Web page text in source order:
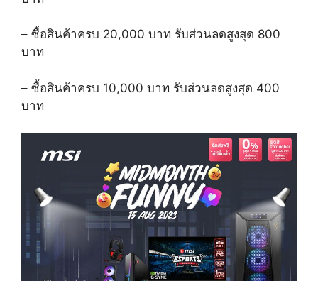
– ซื้อสินค้าครบ 20,000 บาท รับส่วนลดสูงสุด 800
บาท
– ซื้อสินค้าครบ 10,000 บาท รับส่วนลดสูงสุด 400
บาท